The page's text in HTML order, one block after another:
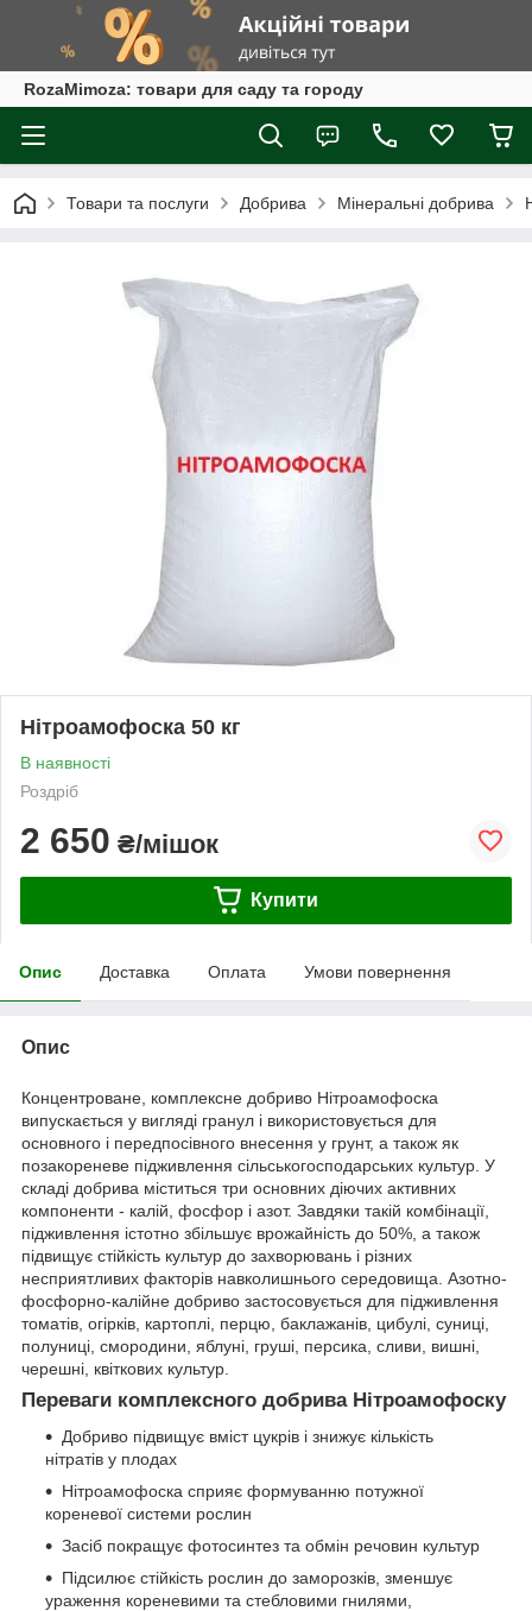
RozaMimoza: товари для саду та городу
Товари та послуги Добрива Мінеральні добрива
Нітроамофоска 50 кг
В наявності
Роздріб
2 650 ₴/мішок
Купити
Опис Доставка Оплата Умови повернення
Опис
Концентроване, комплексне добриво Нітроамофоска
випускається у вигляді гранул і використовується для
основного і передпосівного внесення у грунт, а також як
позакореневе підживлення сільськогосподарських культур. У
складі добрива міститься три основних діючих активних
компоненти - калій, фосфор і азот. Завдяки такій комбінації,
підживлення істотно збільшує врожайність до 50%, а також
підвищує стійкість культур до захворювань і різних
несприятливих факторів навколишнього середовища. Азотно-
фосфорно-калійне добриво застосовується для підживлення
томатів, огірків, картоплі, перцю, баклажанів, цибулі, суниці,
полуниці, смородини, яблуні, груші, персика, сливи, вишні,
черешні, квіткових культур.
Переваги комплексного добрива Нітроамофоску
Добриво підвищує вміст цукрів і знижує кількість
нітратів у плодах
Нітроамофоска сприяє формуванню потужної
кореневої системи рослин
Засіб покращує фотосинтез та обмін речовин культур
Підсилює стійкість рослин до заморозків, зменшує
ураження кореневими та стебловими гнилями,